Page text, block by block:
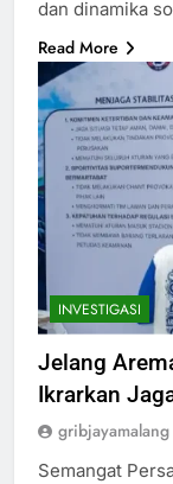
dan dinamika
Read More
INVESTIGASI
Jelang
Ikrarkan
gribjayamalang
Semangat